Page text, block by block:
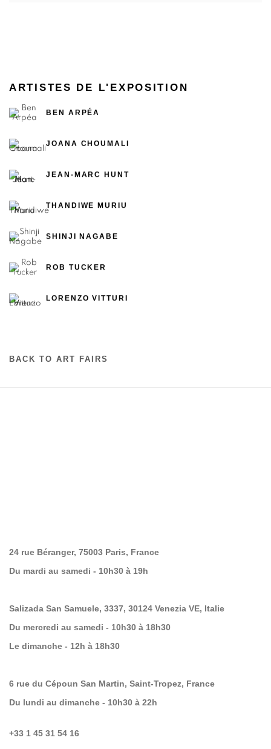
ARTISTES DE L'EXPOSITION
BEN ARPÉA
JOANA CHOUMALI
JEAN-MARC HUNT
THANDIWE MURIU
SHINJI NAGABE
ROB TUCKER
LORENZO VITTURI
BACK TO ART FAIRS
24 rue Béranger, 75003 Paris, France
Du mardi au samedi - 10h30 à 19h
Salizada San Samuele, 3337, 30124 Venezia VE, Italie
Du mercredi au samedi - 10h30 à 18h30
Le dimanche - 12h à 18h30
6 rue du Cépoun San Martin, Saint-Tropez, France
Du lundi au dimanche - 10h30 à 22h
+33 1 45 31 54 16